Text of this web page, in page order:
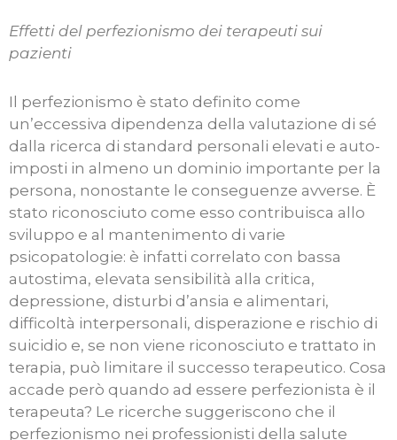
Effetti del perfezionismo dei terapeuti sui
pazienti
Il perfezionismo è stato definito come
un’eccessiva dipendenza della valutazione di sé
dalla ricerca di standard personali elevati e auto-
imposti in almeno un dominio importante per la
persona, nonostante le conseguenze avverse. È
stato riconosciuto come esso contribuisca allo
sviluppo e al mantenimento di varie
psicopatologie: è infatti correlato con bassa
autostima, elevata sensibilità alla critica,
depressione, disturbi d’ansia e alimentari,
difficoltà interpersonali, disperazione e rischio di
suicidio e, se non viene riconosciuto e trattato in
terapia, può limitare il successo terapeutico. Cosa
accade però quando ad essere perfezionista è il
terapeuta? Le ricerche suggeriscono che il
perfezionismo nei professionisti della salute